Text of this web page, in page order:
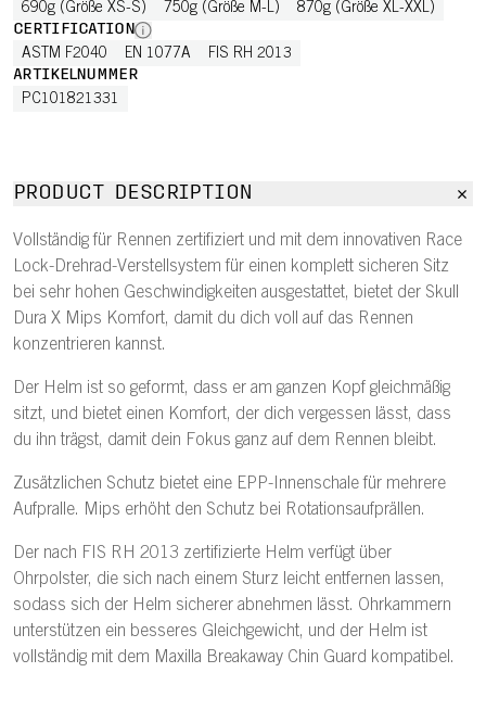
690g (Größe XS-S) 750g (Größe M-L) 870g (Größe XL-XXL)
CERTIFICATION
ASTM F2040 EN 1077A FIS RH 2013
ARTIKELNUMMER
PC101821331
PRODUCT DESCRIPTION
Vollständig für Rennen zertifiziert und mit dem innovativen Race
Lock-Drehrad-Verstellsystem für einen komplett sicheren Sitz
bei sehr hohen Geschwindigkeiten ausgestattet, bietet der Skull
Dura X Mips Komfort, damit du dich voll auf das Rennen
konzentrieren kannst.
Der Helm ist so geformt, dass er am ganzen Kopf gleichmäßig
sitzt, und bietet einen Komfort, der dich vergessen lässt, dass
du ihn trägst, damit dein Fokus ganz auf dem Rennen bleibt.
Zusätzlichen Schutz bietet eine EPP-Innenschale für mehrere
Aufpralle. Mips erhöht den Schutz bei Rotationsaufprällen.
Der nach FIS RH 2013 zertifizierte Helm verfügt über
Ohrpolster, die sich nach einem Sturz leicht entfernen lassen,
sodass sich der Helm sicherer abnehmen lässt. Ohrkammern
unterstützen ein besseres Gleichgewicht, und der Helm ist
vollständig mit dem Maxilla Breakaway Chin Guard kompatibel.